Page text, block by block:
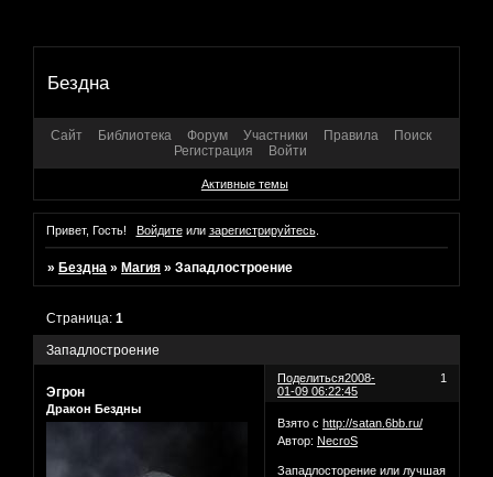
Бездна
Сайт Библиотека Форум Участники Правила
Поиск
Регистрация
Войти
Активные темы
Привет, Гость! Войдитеили зарегистрируйтесь.
»Бездна »Магия »Западлостроение
Западлостроение
Страница:1
Поделиться 1
2008-
01-09 06:22:45
Эгрон
Дракон Бездны
Взято с http://satan.6bb.ru/
Автор: NecroS
Западлосторение или лучшая